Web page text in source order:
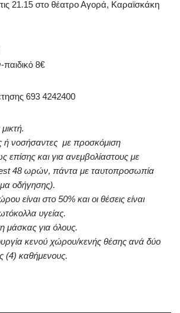
21.15 στο θέατρο Αγορά, Καραϊσκάκη
8€
693 4242400
ή νοσήσαντες με προσκόμιση
επίσης και για ανεμβολίαστους με
48 ωρών, πάντα με ταυτοπροσωπία
οδήγησης).
είναι στο 50% και οι θέσεις είναι
υγείας.
μάσκας για όλους.
κενού χώρου/κενής θέσης ανά δύο
(4) καθήμενους.